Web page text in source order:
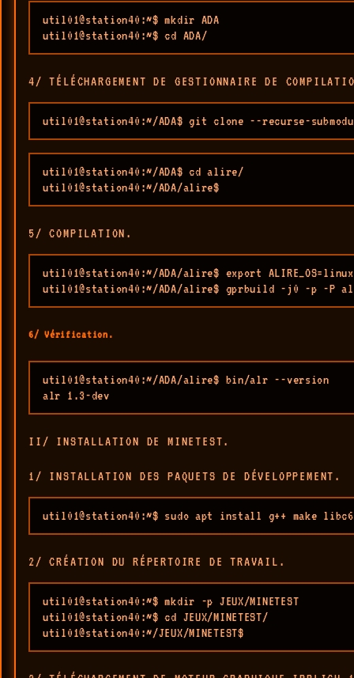
util01@station40:~$ mkdir ADA
util01@station40:~$ cd ADA/
4/ TÉLÉCHARGEMENT DE GESTIONNAIRE DE
util01@station40:~/ADA$ git clone --recurse-
util01@station40:~/ADA$ cd alire/
util01@station40:~/ADA/alire$
5/ COMPILATION.
util01@station40:~/ADA/alire$ export ALIRE_OS=linux
util01@station40:~/ADA/alire$ gprbuild -j0 -p -P
6/ Vérification.
util01@station40:~/ADA/alire$ bin/alr --version
alr 1.3-dev
II/ INSTALLATION DE MINETEST.
1/ INSTALLATION DES PAQUETS DE DÉVELOPPEMENT.
util01@station40:~$ sudo apt install g++ make
2/ CRÉATION DU RÉPERTOIRE DE TRAVAIL.
util01@station40:~$ mkdir -p JEUX/MINETEST
util01@station40:~$ cd JEUX/MINETEST/
util01@station40:~/JEUX/MINETEST$